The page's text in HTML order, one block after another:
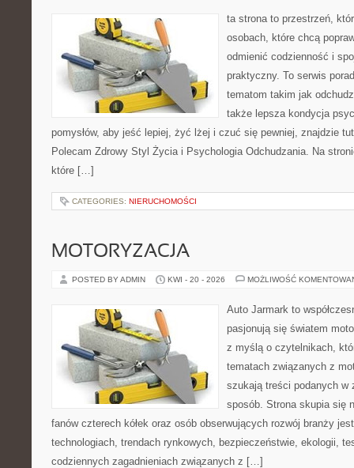
ta strona to przestrzeń,
osobach, które chcą
odmienić codzienność i
praktyczny. To serwis
tematom takim jak
także lepsza kondycja
pomysłów, aby jeść lepiej, żyć lżej i czuć się pewniej, znajdzie
Polecam Zdrowy Styl Życia i Psychologia Odchudzania. Na
które […]
CATEGORIES: NIERUCHOMOŚCI
MOTORYZACJA
POSTED BY ADMIN KWI - 20 - 2026 MOŻLIWOŚĆ
Auto Jarmark to
pasjonują się światem
z myślą o czytelnikach,
tematach związanych z
szukają treści podanych w
sposób. Strona skupia się
fanów czterech kółek oraz osób obserwujących rozwój branży
technologiach, trendach rynkowych, bezpieczeństwie, ekologii,
codziennych zagadnieniach związanych z […]